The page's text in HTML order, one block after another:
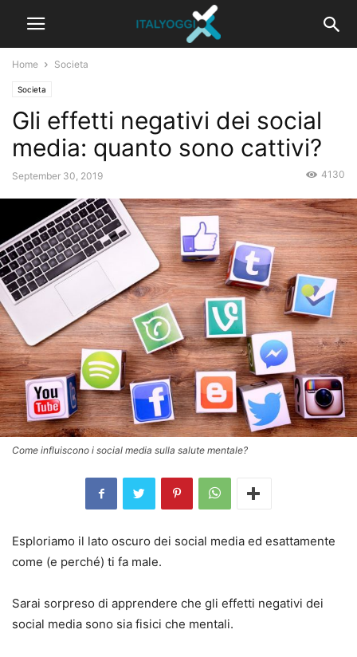
Home Societa
Societa
Gli effetti negativi dei social
media: quanto sono cattivi?
September 30, 2019 4130
Come influiscono i social media sulla salute mentale?
Esploriamo il lato oscuro dei social media ed esattamente
come (e perché) ti fa male.
Sarai sorpreso di apprendere che gli effetti negativi dei
social media sono sia fisici che mentali.